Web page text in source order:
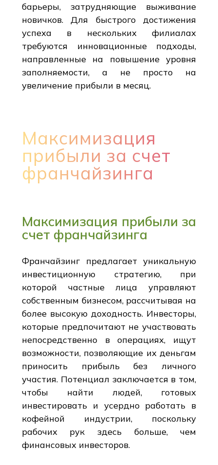
барьеры, затрудняющие выживание
новичков. Для быстрого достижения
успеха в нескольких филиалах
требуются инновационные подходы,
направленные на повышение уровня
заполняемости, а не просто на
увеличение прибыли в месяц.
Максимизация
прибыли за счет
франчайзинга
Максимизация прибыли за
счет франчайзинга
Франчайзинг предлагает уникальную
инвестиционную стратегию, при
которой частные лица управляют
собственным бизнесом, рассчитывая на
более высокую доходность. Инвесторы,
которые предпочитают не участвовать
непосредственно в операциях, ищут
возможности, позволяющие их деньгам
приносить прибыль без личного
участия. Потенциал заключается в том,
чтобы найти людей, готовых
инвестировать и усердно работать в
кофейной индустрии, поскольку
рабочих рук здесь больше, чем
финансовых инвесторов.